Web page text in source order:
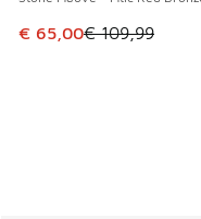
Cet article est en
€ 65,00€ 109,99